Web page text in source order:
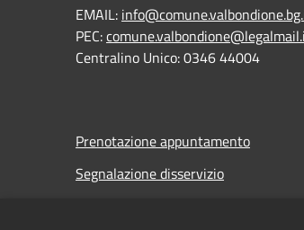
EMAIL:
PEC:
Centralino Unico: 0346 44004
Prenotazione appuntamento
Segnalazione disservizio